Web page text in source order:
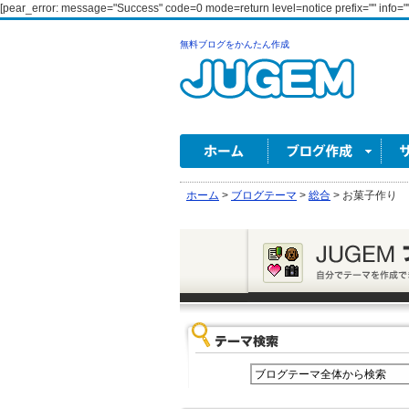
[pear_error: message="Success" code=0 mode=return level=notice prefix=""
無料ブログをかんたん作成
ホーム > ブログテーマ > 総合 > お菓子作り